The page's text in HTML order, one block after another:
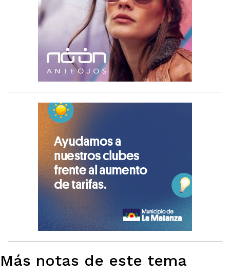
Más notas de este tema